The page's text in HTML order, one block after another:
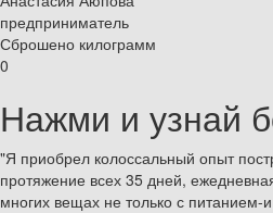
предприниматель
Сброшено килограмм
0
Нажми и узнай
"Я приобрел колоссальный опыт
протяжение всех 35 дней,
многих вещах не только с питанием-